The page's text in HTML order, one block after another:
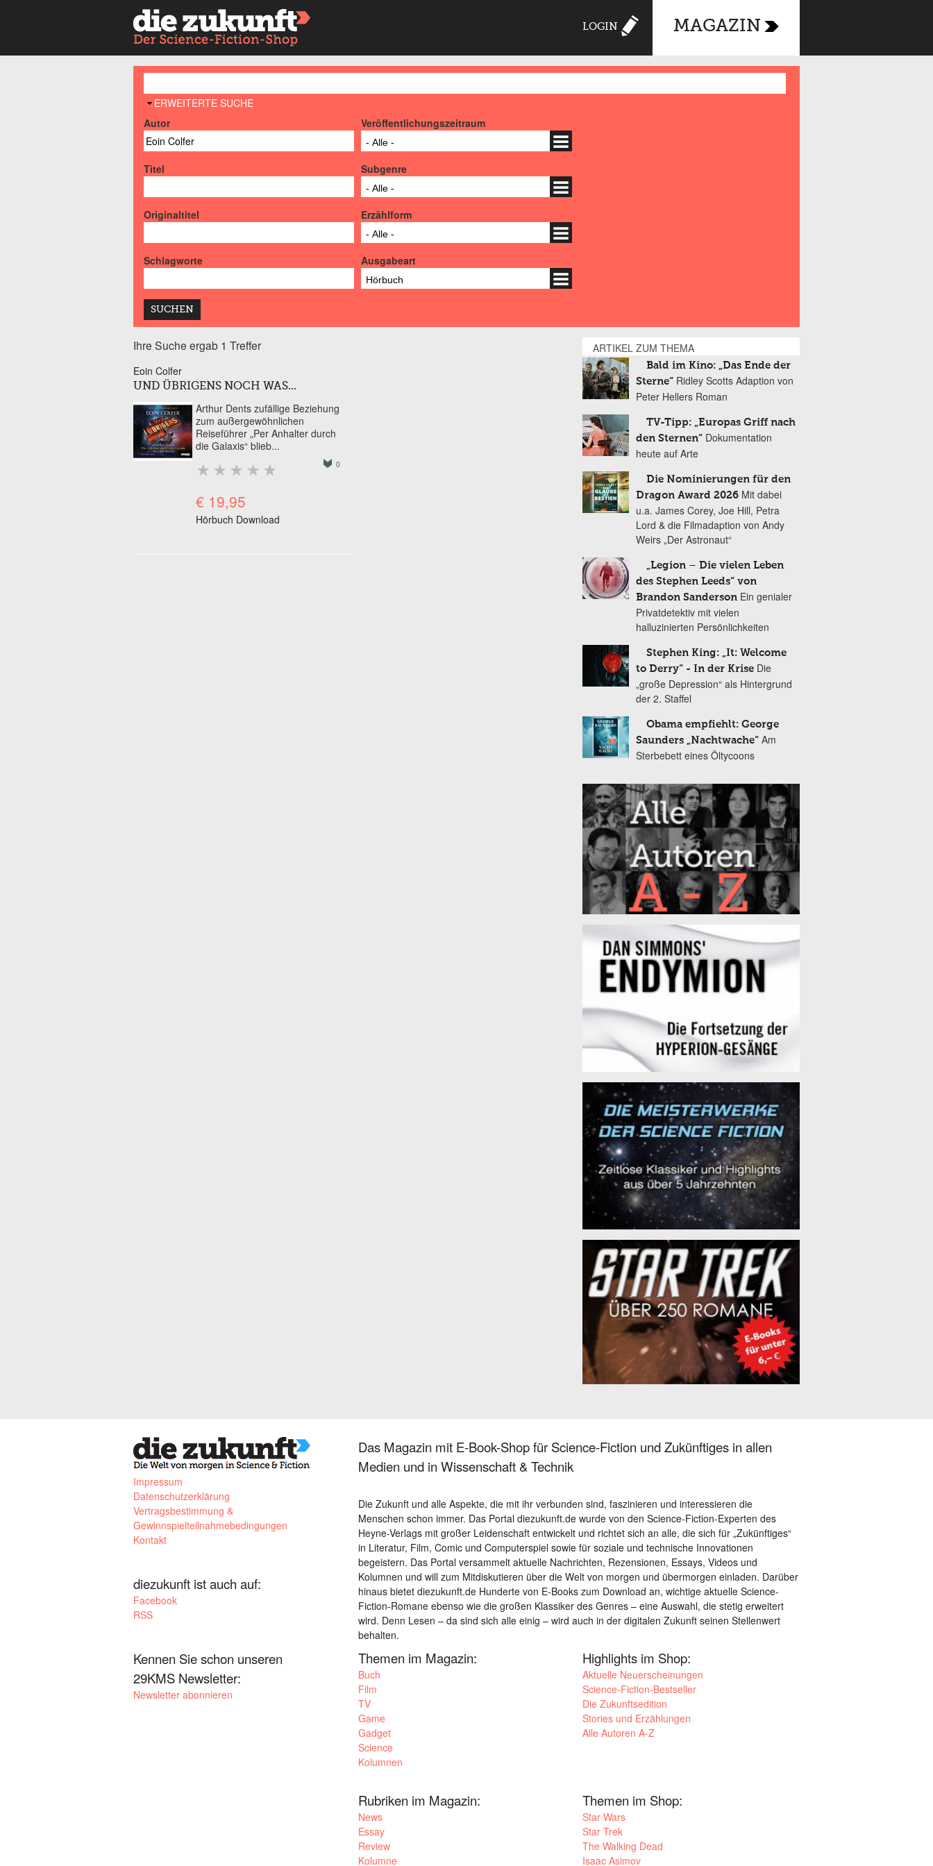
LOGIN MAGAZIN
AUSBLENDEN
ERWEITERTE SUCHE
Autor
Veröffentlichungszeitraum
- Alle -
Titel Subgenre
- Alle -
Originaltitel Erzählform
- Alle -
Schlagworte Ausgabeart
Hörbuch
Ihre Suche ergab 1 Treffer
Eoin Colfer
UND ÜBRIGENS NOCH WAS...
Arthur Dents zufällige Beziehung
zum außergewöhnlichen
Reiseführer „Per Anhalter durch
die Galaxis“ blieb...
0
€ 19,95
Hörbuch Download
ARTIKEL ZUM THEMA
Bald im Kino: „Das Ende der
Sterne“ Ridley Scotts Adaption von
Peter Hellers Roman
TV-Tipp: „Europas Griff nach
den Sternen“ Dokumentation
heute auf Arte
Die Nominierungen für den
Dragon Award 2026 Mit dabei
u.a. James Corey, Joe Hill, Petra
Lord & die Filmadaption von Andy
Weirs „Der Astronaut“
„Legion – Die vielen Leben
des Stephen Leeds“ von
Brandon Sanderson Ein genialer
Privatdetektiv mit vielen
halluzinierten Persönlichkeiten
Stephen King: „It: Welcome
to Derry“ - In der Krise Die
„große Depression“ als Hintergrund
der 2. Staffel
Obama empfiehlt: George
Saunders „Nachtwache“ Am
Sterbebett eines Öltycoons
Impressum
Datenschutzerklärung
Vertragsbestimmung &
Gewinnspielteilnahmebedingungen
Kontakt
diezukunft ist auch auf:
Facebook
RSS
Kennen Sie schon unseren
29KMS Newsletter:
Newsletter abonnieren
Das Magazin mit E-Book-Shop für Science-Fiction und Zukünftiges in allen
Medien und in Wissenschaft & Technik
Die Zukunft und alle Aspekte, die mit ihr verbunden sind, faszinieren und interessieren die
Menschen schon immer. Das Portal diezukunft.de wurde von den Science-Fiction-Experten des
Heyne-Verlags mit großer Leidenschaft entwickelt und richtet sich an alle, die sich für „Zukünftiges“
in Literatur, Film, Comic und Computerspiel sowie für soziale und technische Innovationen
begeistern. Das Portal versammelt aktuelle Nachrichten, Rezensionen, Essays, Videos und
Kolumnen und will zum Mitdiskutieren über die Welt von morgen und übermorgen einladen. Darüber
hinaus bietet diezukunft.de Hunderte von E-Books zum Download an, wichtige aktuelle Science-
Fiction-Romane ebenso wie die großen Klassiker des Genres – eine Auswahl, die stetig erweitert
wird. Denn Lesen – da sind sich alle einig – wird auch in der digitalen Zukunft seinen Stellenwert
behalten.
Themen im Magazin:
Buch
Film
TV
Game
Gadget
Science
Kolumnen
Highlights im Shop:
Aktuelle Neuerscheinungen
Science-Fiction-Bestseller
Die Zukunftsedition
Stories und Erzählungen
Alle Autoren A-Z
Rubriken im Magazin:
News
Essay
Review
Kolumne
Themen im Shop:
Star Wars
Star Trek
The Walking Dead
Isaac Asimov